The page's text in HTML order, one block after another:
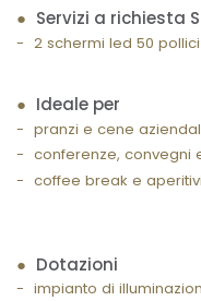
Servizi a richiesta
2 schermi led 50
Ideale per
pranzi e cene
conferenze, convegni
coffee break e aperitivi
Dotazioni
impianto di